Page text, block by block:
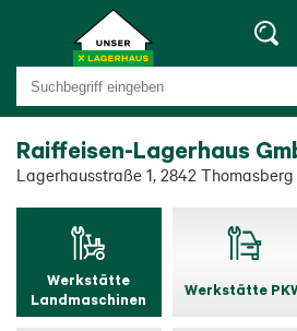
Raiffeisen-Lagerhaus
Technikzentrum
Lagerhausstraße 1, 2842 Thomasberg
Werkstätte
Landmaschinen
Werkstätte